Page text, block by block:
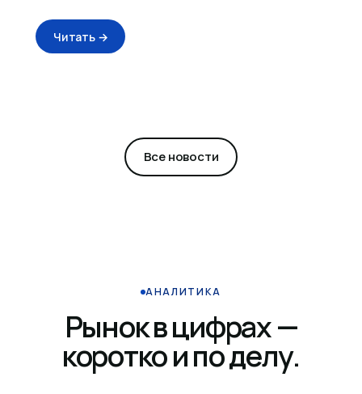
Читать →
Все новости
АНАЛИТИКА
Рынок в цифрах —
коротко и по делу.